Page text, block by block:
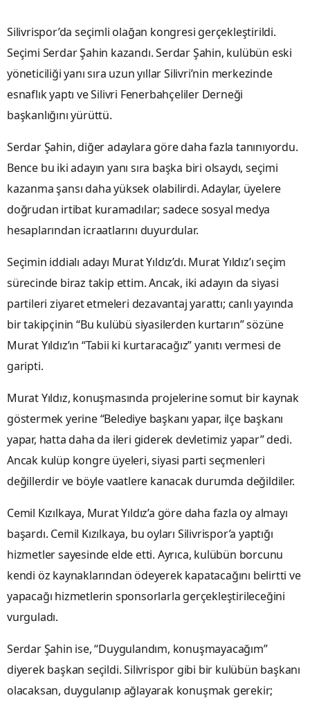
Silivrispor’da seçimli olağan kongresi gerçekleştirildi.
Seçimi Serdar Şahin kazandı. Serdar Şahin, kulübün eski
yöneticiliği yanı sıra uzun yıllar Silivri’nin merkezinde
esnaflık yaptı ve Silivri Fenerbahçeliler Derneği
başkanlığını yürüttü.
Serdar Şahin, diğer adaylara göre daha fazla tanınıyordu.
Bence bu iki adayın yanı sıra başka biri olsaydı, seçimi
kazanma şansı daha yüksek olabilirdi. Adaylar, üyelere
doğrudan irtibat kuramadılar; sadece sosyal medya
hesaplarından icraatlarını duyurdular.
Seçimin iddialı adayı Murat Yıldız’dı. Murat Yıldız’ı seçim
sürecinde biraz takip ettim. Ancak, iki adayın da siyasi
partileri ziyaret etmeleri dezavantaj yarattı; canlı yayında
bir takipçinin “Bu kulübü siyasilerden kurtarın” sözüne
Murat Yıldız’ın “Tabii ki kurtaracağız” yanıtı vermesi de
garipti.
Murat Yıldız, konuşmasında projelerine somut bir kaynak
göstermek yerine “Belediye başkanı yapar, ilçe başkanı
yapar, hatta daha da ileri giderek devletimiz yapar” dedi.
Ancak kulüp kongre üyeleri, siyasi parti seçmenleri
değillerdir ve böyle vaatlere kanacak durumda değildiler.
Cemil Kızılkaya, Murat Yıldız’a göre daha fazla oy almayı
başardı. Cemil Kızılkaya, bu oyları Silivrispor’a yaptığı
hizmetler sayesinde elde etti. Ayrıca, kulübün borcunu
kendi öz kaynaklarından ödeyerek kapatacağını belirtti ve
yapacağı hizmetlerin sponsorlarla gerçekleştirileceğini
vurguladı.
Serdar Şahin ise, “Duygulandım, konuşmayacağım”
diyerek başkan seçildi. Silivrispor gibi bir kulübün başkanı
olacaksan, duygulanıp ağlayarak konuşmak gerekir;